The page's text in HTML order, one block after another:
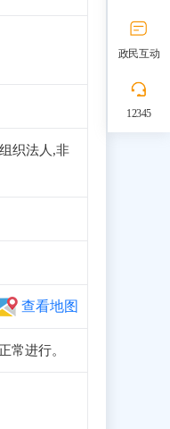
织法人,非
查看地图
常进行。
政民互动
12345